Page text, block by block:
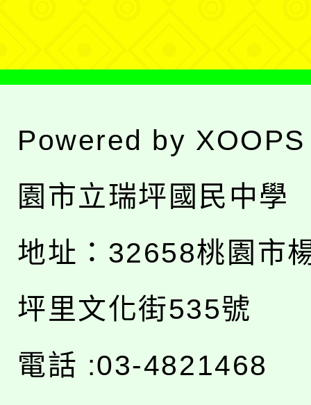
Powered by XOOPS
園市立瑞坪國民中學
地址： 32658桃園市
坪里文化街535號
電話 :03-4821468